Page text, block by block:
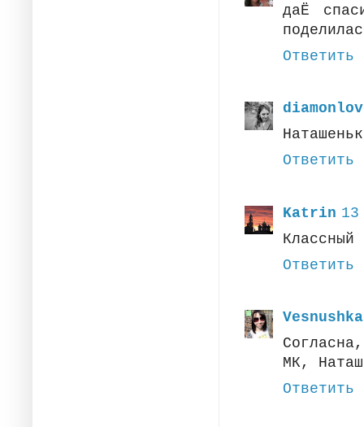
даЁ
Ответить
Ответить
Katrin
Ответить
Vesnushka
МК,
Ответить